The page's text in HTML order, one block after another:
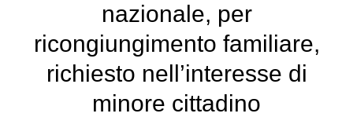
nazionale, per
ricongiungimento familiare,
richiesto nell’interesse di
minore cittadino